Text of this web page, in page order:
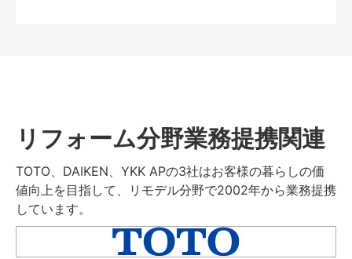
リフォーム分野業務提携関連
TOTO、DAIKEN、YKK APの3社はお客様の暮らしの価
値向上を目指して、リモデル分野で2002年から業務提携
しています。